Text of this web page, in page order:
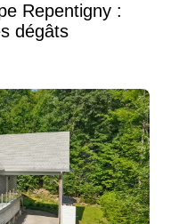
Repentigny :
dégâts